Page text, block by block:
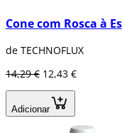
Cone com Rosca à
de TECHNOFLUX
14,29 € 12,43 €
Adicionar